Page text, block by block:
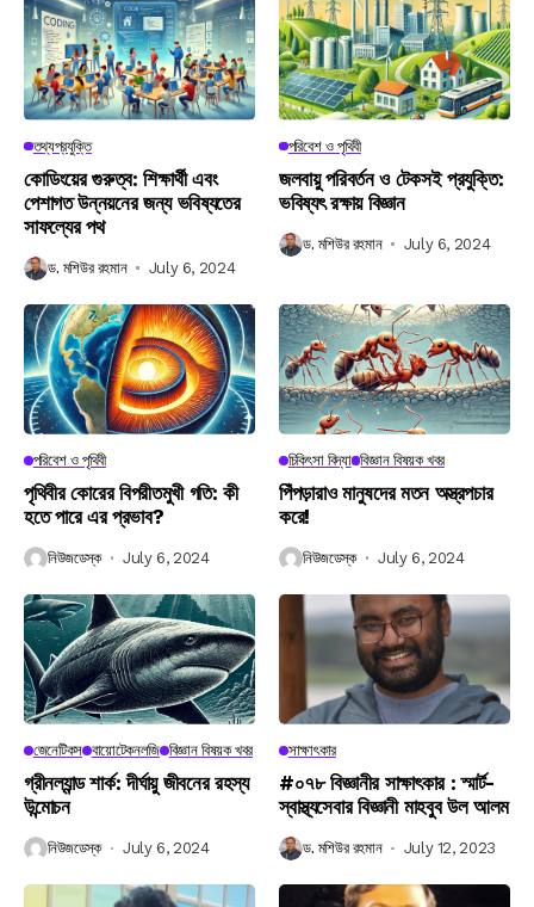
তথ্যপ্রযুক্তি
কোডিংয়ের গুরুত্ব: শিক্ষার্থী এবং
পেশাগত উন্নয়নের জন্য ভবিষ্যতের
সাফল্যের পথ
ড. মশিউর রহমান July 6, 2024
পরিবেশ ও পৃথিবী
জলবায়ু পরিবর্তন ও টেকসই প্রযুক্তি:
ভবিষ্যৎ রক্ষায় বিজ্ঞান
ড. মশিউর রহমান July 6, 2024
পরিবেশ ও পৃথিবী
পৃথিবীর কোরের বিপরীতমুখী গতি: কী
হতে পারে এর প্রভাব?
নিউজডেস্ক July 6, 2024
চিকিৎসা বিদ্যা বিজ্ঞান বিষয়ক খবর
পিঁপড়ারাও মানুষদের মতন অস্ত্রপচার
করে!
নিউজডেস্ক July 6, 2024
জেনেটিকস বায়োটেকনলজি বিজ্ঞান বিষয়ক খবর
গ্রীনল্যান্ড শার্ক: দীর্ঘায়ু জীবনের রহস্য
উন্মোচন
নিউজডেস্ক July 6, 2024
সাক্ষাৎকার
#০৭৮ বিজ্ঞানীর সাক্ষাৎকার : স্মার্ট-
স্বাস্থ্যসেবার বিজ্ঞানী মাহবুব উল আলম
ড. মশিউর রহমান July 12, 2023